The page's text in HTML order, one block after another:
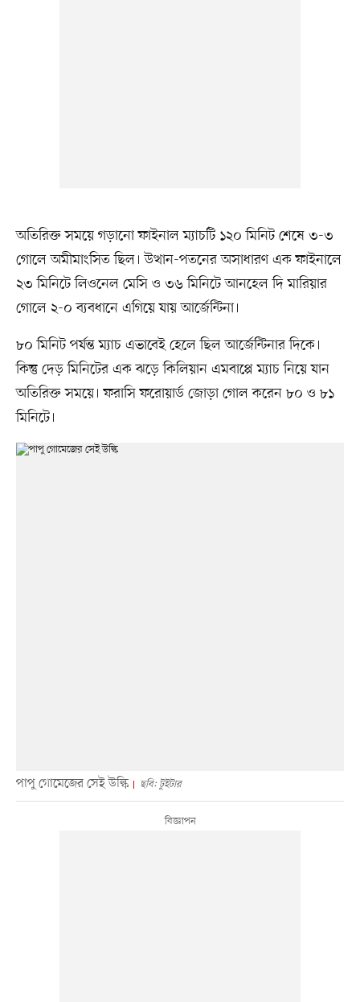
অতিরিক্ত সময়ে গড়ানো ফাইনাল ম্যাচটি ১২০ মিনিট শেষে ৩-৩
গোলে অমীমাংসিত ছিল। উত্থান-পতনের অসাধারণ এক ফাইনালে
২৩ মিনিটে লিওনেল মেসি ও ৩৬ মিনিটে আনহেল দি মারিয়ার
গোলে ২-০ ব্যবধানে এগিয়ে যায় আর্জেন্টিনা।
৮০ মিনিট পর্যন্ত ম্যাচ এভাবেই হেলে ছিল আর্জেন্টিনার দিকে।
কিন্তু দেড় মিনিটের এক ঝড়ে কিলিয়ান এমবাপ্পে ম্যাচ নিয়ে যান
অতিরিক্ত সময়ে। ফরাসি ফরোয়ার্ড জোড়া গোল করেন ৮০ ও ৮১
মিনিটে।
পাপু গোমেজের সেই উল্কি ছবি: টুইটার